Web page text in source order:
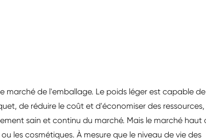
marché de l'emballage. Le poids léger est capable de
de réduire le coût et d'économiser des ressources,
sain et continu du marché. Mais le marché haut
les cosmétiques. À mesure que le niveau de vie des